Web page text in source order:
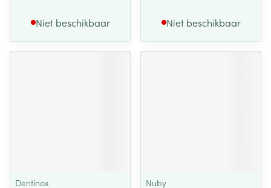
Niet beschikbaar Niet beschikbaar
Dentinox Nuby